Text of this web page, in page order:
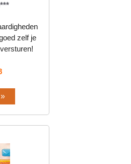
zelf je